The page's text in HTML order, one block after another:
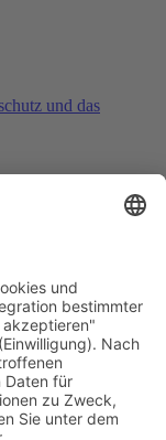
und das